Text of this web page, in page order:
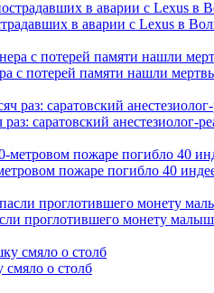
в аварии c Lexus в
с потерей памяти нашли
саратовский анестезиолог-
пожаре погибло 40
проглотившего монету
смяло о столб